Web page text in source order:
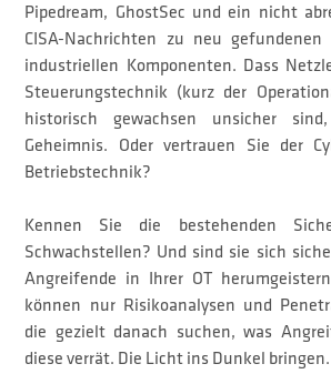
Pipedream, GhostSec und ein nicht
CISA-Nachrichten zu neu
industriellen Komponenten. Dass
Steuerungstechnik (kurz der
historisch gewachsen unsicher
Geheimnis. Oder vertrauen Sie der
Betriebstechnik?
Kennen Sie die bestehenden
Schwachstellen? Und sind sie sich
Angreifende in Ihrer OT
können nur Risikoanalysen und
die gezielt danach suchen, was
diese verrät. Die Licht ins Dunkel bringen.